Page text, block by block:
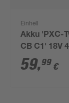
Einhell
Akku 'PXC-
CB C1' 18V
Stück
59,99 €